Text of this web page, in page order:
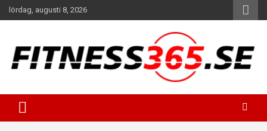
Hoppa
till
lördag, augusti 8, 2026
FITNESS365